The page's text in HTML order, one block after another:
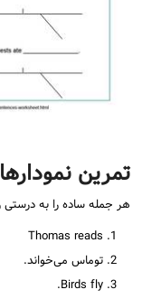
تمرین
هر جمله ساده را به درستی
Thomas reads
توماس می‌‌خواند.
Birds fly.